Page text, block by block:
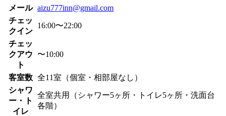
メール aizu777inn@gmail.com
チェッ
クイン
16:00〜22:00
チェッ
クアウ
ト
〜10:00
客室数 全11室（個室・相部屋なし）
シャワ
ー・ト
イレ
全室共用（シャワー5ヶ所・トイレ5ヶ所・洗面台
各階）